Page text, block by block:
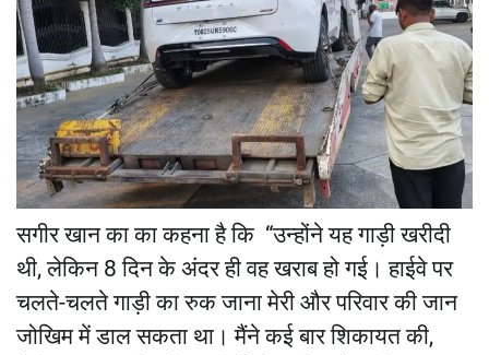
सगीर खान का का कहना है कि “उन्होंने यह गाड़ी खरीदी
थी, लेकिन 8 दिन के अंदर ही वह खराब हो गई। हाईवे पर
चलते-चलते गाड़ी का रुक जाना मेरी और परिवार की जान
जोखिम में डाल सकता था। मैंने कई बार शिकायत की,